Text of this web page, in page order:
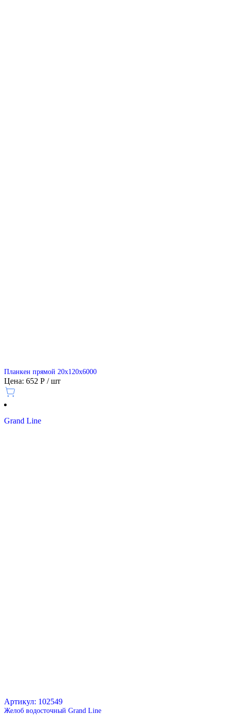
Планкен прямой 20х120х6000
Цена: 652 Р / шт
Grand Line
Артикул: 102549
Желоб водосточный Grand Line